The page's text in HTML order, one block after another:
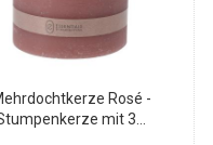
Rosé -
mit 3...